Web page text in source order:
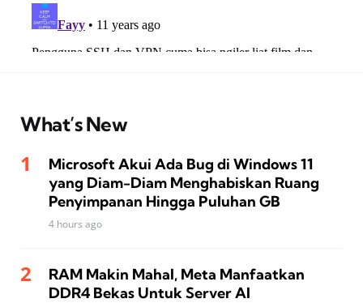
What’s New
Microsoft Akui Ada Bug di Windows 11
yang Diam-Diam Menghabiskan Ruang
Penyimpanan Hingga Puluhan GB
4 hours ago
RAM Makin Mahal, Meta Manfaatkan
DDR4 Bekas Untuk Server AI